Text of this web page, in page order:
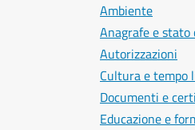
Ambiente
Anagrafe e stato
Autorizzazioni
Cultura e tempo
Documenti e
Educazione e